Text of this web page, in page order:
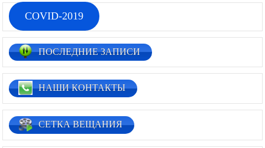
COVID-2019
ПОСЛЕДНИЕ ЗАПИСИ
НАШИ КОНТАКТЫ
СЕТКА ВЕЩАНИЯ